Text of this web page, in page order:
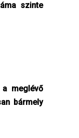
szinte
meglévő
bármely